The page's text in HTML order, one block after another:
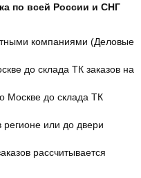
по всей России и СНГ
компаниями (Деловые
до склада ТК заказов на
Москве до склада ТК
регионе или до двери
рассчитывается